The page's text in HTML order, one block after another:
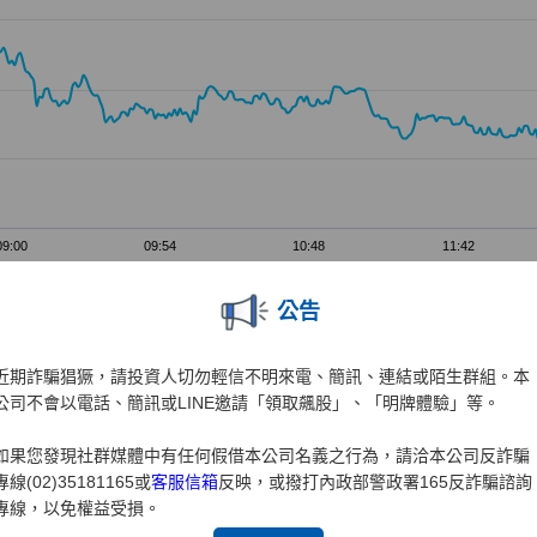
公告
期詐騙猖獗，請投資人切勿輕信不明來電、簡訊、連結或陌生群組。本
司不會以電話、簡訊或LINE邀請「領取飆股」、「明牌體驗」等。
果您發現社群媒體中有任何假借本公司名義之行為，請洽本公司反詐騙
線(02)35181165或客服信箱反映，或撥打內政部警政署165反詐騙諮詢
線，以免權益受損。